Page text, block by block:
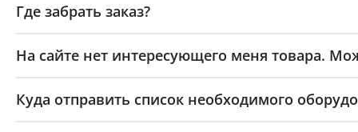
Где забрать заказ?
На сайте нет интересующего меня товара.
Куда отправить список необходимого